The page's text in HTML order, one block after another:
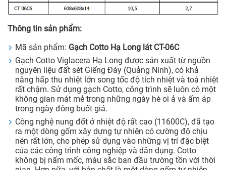
Thông tin sản phẩm:
Mã sản phẩm: Gạch Cotto Hạ Long lát CT-06C
Gạch Cotto Viglacera Hạ Long được sản xuất từ nguồn
nguyên liệu đất sét Giếng Đáy (Quảng Ninh), có khả
năng hấp thu nhiệt lớn song tốc độ tích nhiệt và toả nhiệt
rất chậm. Sử dụng gạch Cotto, công trình sẽ luôn có một
không gian mát mẻ trong những ngày hè oi ả và ấm áp
trong ngày đông buốt giá.
Công nghệ nung đốt ở nhiệt độ rất cao (11600C), đã tạo
ra một dòng gốm xây dựng tự nhiên có cường độ chịu
nén rất lớn, cho phép sử dụng vào những vị trí đặc biệt
của các công trình công nghiệp và dân dụng. Cotto
không bị nấm mốc, màu sắc ban đầu trường tồn với thời